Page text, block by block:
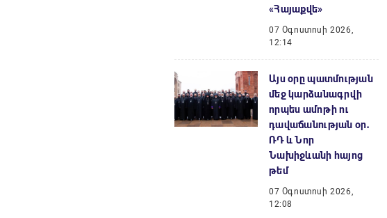
«Հայաքվե»
07 Օգոստոսի 2026,
12:14
Այս օրը պատմության
մեջ կարձանագրվի
որպես ամոթի ու
դավաճանության օր․
ՌԴ և Նոր
Նախիջևանի հայոց
թեմ
07 Օգոստոսի 2026,
12:08